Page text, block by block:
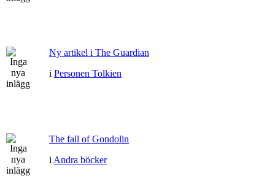
Ny artikel i The Guardian
i Personen Tolkien
The fall of Gondolin
i Andra böcker